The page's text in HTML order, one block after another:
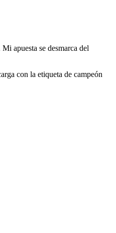
apuesta se desmarca del
con la etiqueta de campeón